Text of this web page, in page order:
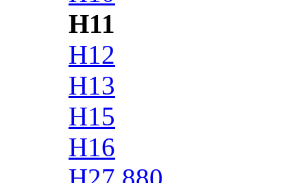
H11
H12
H13
H15
H16